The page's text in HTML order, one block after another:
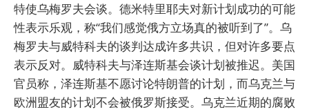
特使乌梅罗夫会谈。德米特里耶夫对新计划成功的可能
性表示乐观，称“我们感觉俄方立场真的被听到了”。乌
梅罗夫与威特科夫的谈判达成许多共识，但对许多要点
表示反对。威特科夫与泽连斯基会谈计划被推迟。美国
官员称，泽连斯基不愿讨论特朗普的计划，而乌克兰与
欧洲盟友的计划不会被俄罗斯接受。乌克兰近期的腐败